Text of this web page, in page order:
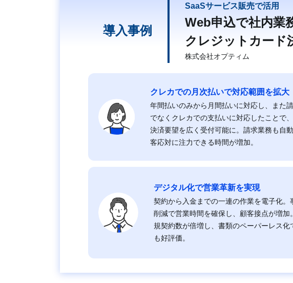
導入事例
SaaSサービス販売で活用
Web申込で社内業
クレジットカード
株式会社オプティム
クレカでの月次払いで対応範囲を拡大
年間払いのみから月間払いに対応し、また
でなくクレカでの支払いに対応したことで
決済要望を広く受付可能に。請求業務も自
客応対に注力できる時間が増加。
デジタル化で営業革新を実現
契約から入金までの一連の作業を電子化。
削減で営業時間を確保し、顧客接点が増加
規契約数が倍増し、書類のペーパーレス化
も好評価。